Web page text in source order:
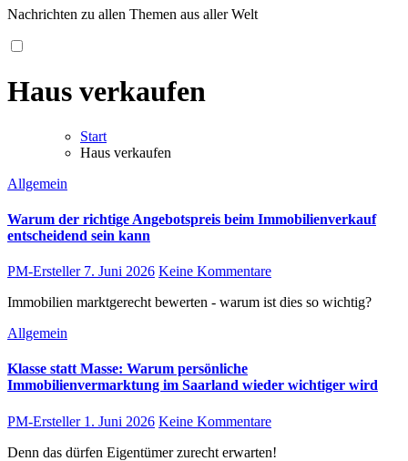
Nachrichten zu allen Themen aus aller Welt
Haus verkaufen
Start
Haus verkaufen
Allgemein
Warum der richtige Angebotspreis beim Immobilienverkauf
entscheidend sein kann
PM-Ersteller 7. Juni 2026 Keine Kommentare
Immobilien marktgerecht bewerten - warum ist dies so wichtig?
Allgemein
Klasse statt Masse: Warum persönliche
Immobilienvermarktung im Saarland wieder wichtiger wird
PM-Ersteller 1. Juni 2026 Keine Kommentare
Denn das dürfen Eigentümer zurecht erwarten!